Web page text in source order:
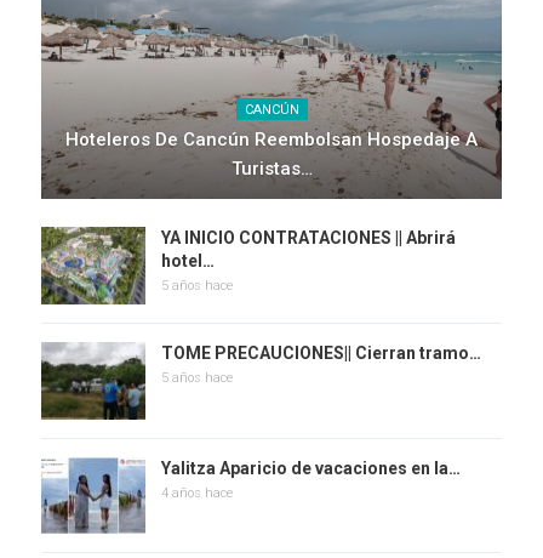
CANCÚN
Hoteleros De Cancún Reembolsan Hospedaje A
Turistas…
YA INICIO CONTRATACIONES || Abrirá
hotel…
5 años hace
TOME PRECAUCIONES|| Cierran tramo…
5 años hace
Yalitza Aparicio de vacaciones en la…
4 años hace